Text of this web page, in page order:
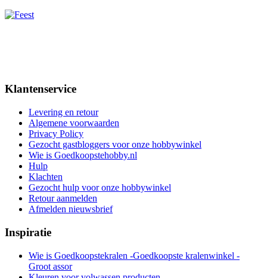
Klantenservice
Levering en retour
Algemene voorwaarden
Privacy Policy
Gezocht gastbloggers voor onze hobbywinkel
Wie is Goedkoopstehobby.nl
Hulp
Klachten
Gezocht hulp voor onze hobbywinkel
Retour aanmelden
Afmelden nieuwsbrief
Inspiratie
Wie is Goedkoopstekralen -Goedkoopste kralenwinkel -
Groot assor